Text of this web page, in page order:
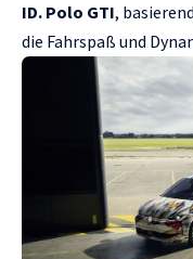
ID. Polo GTI,
die Fahrspaß und